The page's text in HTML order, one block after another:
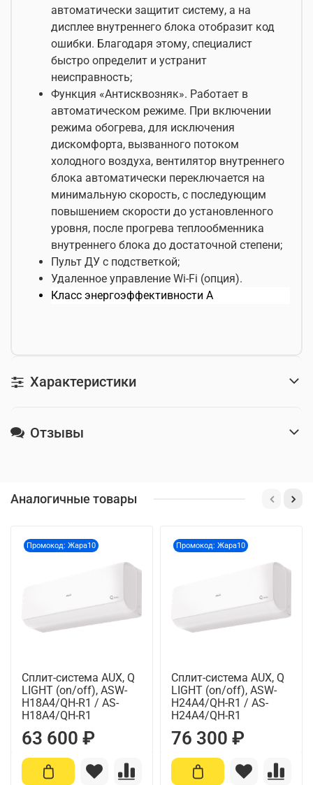
автоматически защитит систему, а на
дисплее внутреннего блока отобразит код
ошибки. Благодаря этому, специалист
быстро определит и устранит
неисправность;
Функция «Антисквозняк». Работает в
автоматическом режиме. При включении
режима обогрева, для исключения
дискомфорта, вызванного потоком
холодного воздуха, вентилятор внутреннего
блока автоматически переключается на
минимальную скорость, с последующим
повышением скорости до установленного
уровня, после прогрева теплообменника
внутреннего блока до достаточной степени;
Пульт ДУ с подстветкой;
Удаленное управление Wi-Fi (опция).
Класс энергоэффективности A
Характеристики
Отзывы
Аналогичные товары
Промокод: Жара10
Сплит-система AUX, Q
LIGHT (on/off), ASW-
H18A4/QH-R1 / AS-
H18A4/QH-R1
63 600 ₽
Промокод: Жара10
Сплит-система AUX, Q
LIGHT (on/off), ASW-
H24A4/QH-R1 / AS-
H24A4/QH-R1
76 300 ₽